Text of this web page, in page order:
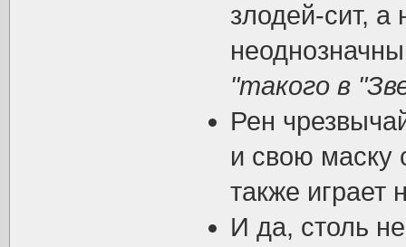
злодей-сит,
"такого в
Рен
и свою маску
также
И да, столь